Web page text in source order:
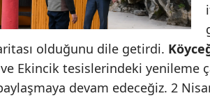
olduğunu dile getirdi.
Ekincik tesislerindeki yenileme
devam edeceğiz. 2